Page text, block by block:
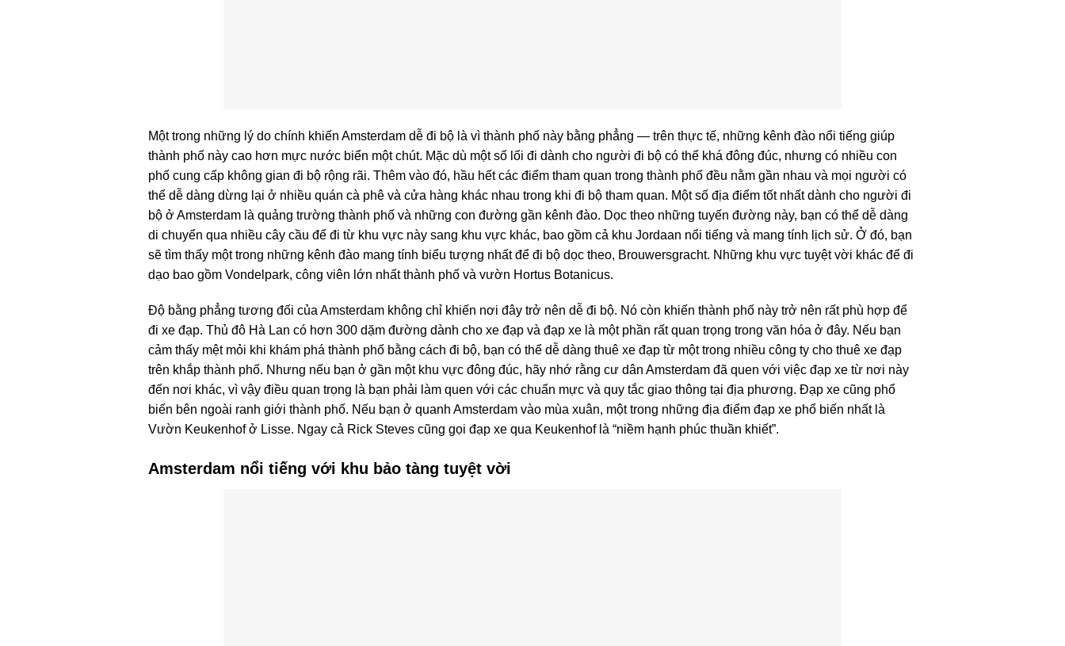
Một trong những lý do chính khiến Amsterdam dễ đi bộ là vì thành phố này bằng phẳng — trên thực tế, những kênh đào nổi tiếng giúp
thành phố này cao hơn mực nước biển một chút. Mặc dù một số lối đi dành cho người đi bộ có thể khá đông đúc, nhưng có nhiều con
phố cung cấp không gian đi bộ rộng rãi. Thêm vào đó, hầu hết các điểm tham quan trong thành phố đều nằm gần nhau và mọi người có
thể dễ dàng dừng lại ở nhiều quán cà phê và cửa hàng khác nhau trong khi đi bộ tham quan. Một số địa điểm tốt nhất dành cho người đi
bộ ở Amsterdam là quảng trường thành phố và những con đường gần kênh đào. Dọc theo những tuyến đường này, bạn có thể dễ dàng
di chuyển qua nhiều cây cầu để đi từ khu vực này sang khu vực khác, bao gồm cả khu Jordaan nổi tiếng và mang tính lịch sử. Ở đó, bạn
sẽ tìm thấy một trong những kênh đào mang tính biểu tượng nhất để đi bộ dọc theo, Brouwersgracht. Những khu vực tuyệt vời khác để đi
dạo bao gồm Vondelpark, công viên lớn nhất thành phố và vườn Hortus Botanicus.
Độ bằng phẳng tương đối của Amsterdam không chỉ khiến nơi đây trở nên dễ đi bộ. Nó còn khiến thành phố này trở nên rất phù hợp để
đi xe đạp. Thủ đô Hà Lan có hơn 300 dặm đường dành cho xe đạp và đạp xe là một phần rất quan trọng trong văn hóa ở đây. Nếu bạn
cảm thấy mệt mỏi khi khám phá thành phố bằng cách đi bộ, bạn có thể dễ dàng thuê xe đạp từ một trong nhiều công ty cho thuê xe đạp
trên khắp thành phố. Nhưng nếu bạn ở gần một khu vực đông đúc, hãy nhớ rằng cư dân Amsterdam đã quen với việc đạp xe từ nơi này
đến nơi khác, vì vậy điều quan trọng là bạn phải làm quen với các chuẩn mực và quy tắc giao thông tại địa phương. Đạp xe cũng phổ
biến bên ngoài ranh giới thành phố. Nếu bạn ở quanh Amsterdam vào mùa xuân, một trong những địa điểm đạp xe phổ biến nhất là
Vườn Keukenhof ở Lisse. Ngay cả Rick Steves cũng gọi đạp xe qua Keukenhof là “niềm hạnh phúc thuần khiết”.
Amsterdam nổi tiếng với khu bảo tàng tuyệt vời